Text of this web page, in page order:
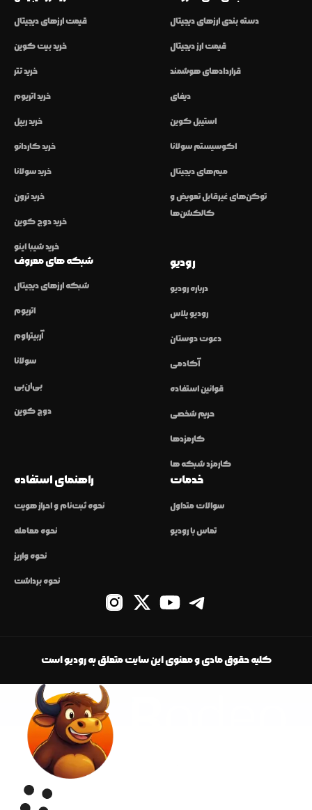
قیمت ارزهای دیجیتال
خرید بیت کوین
خرید تتر
خرید اتریوم
خرید ریپل
خرید کاردانو
خرید سولانا
خرید ترون
خرید دوج کوین
خرید شیبا اینو
دسته بندی ارزهای دیجیتال
قیمت ارز دیجیتال
قراردادهای هوشمند
دیفای
استیبل کوین
اکوسیستم سولانا
میم‌های دیجیتال
توکن‌های غیرقابل تعویض و
کالکشن‌ها
شبکه های معروف
شبکه ارزهای دیجیتال
اتریوم
آربیتراوم
سولانا
بی‌ان‌بی
دوج کوین
رودیو
درباره رودیو
رودیو پلاس
دعوت دوستان
آکادمی
قوانین استفاده
حریم شخصی
کارمزدها
کارمزد شبکه ها
راهنمای استفاده
نحوه ثبت‌نام و احراز هویت
نحوه معامله
نحوه واریز
نحوه برداشت
خدمات
سوالات متداول
تماس با رودیو
کلیه حقوق مادی و معنوی این سایت متعلق به رودیو است